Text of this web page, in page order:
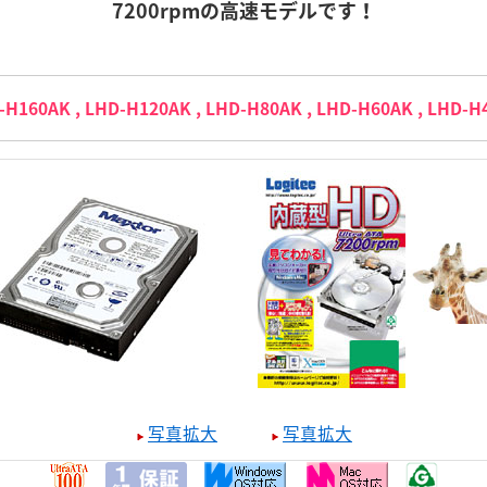
7200rpmの高速モデルです！
, LHD-H120AK , LHD-H80AK , LHD-H60AK , LHD-
写真拡大 写真拡大